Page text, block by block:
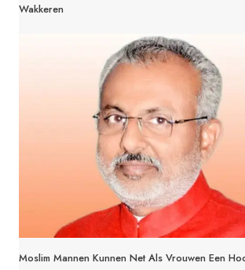
Wakkeren
Moslim Mannen Kunnen Net Als Vrouwen Een